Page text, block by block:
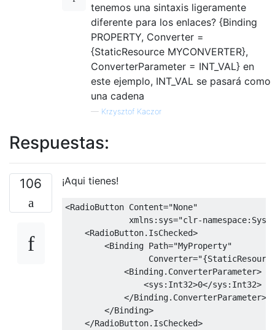
tenemos una sintaxis ligeramente
diferente para los enlaces? {Binding
PROPERTY, Converter =
{StaticResource MYCONVERTER},
ConverterParameter = INT_VAL} en
este ejemplo, INT_VAL se pasará como
una cadena
— Krzysztof Kaczor
Respuestas:
106 ¡Aqui tienes!
<RadioButton Content="None"
xmlns:sys="clr-
<RadioButton.IsChecked>
<Binding Path="MyProperty"
Converter=
<Binding.ConverterParameter>
<sys:Int32>0</sys:Int32>
</Binding.ConverterParameter>
</Binding>
</RadioButton.IsChecked>